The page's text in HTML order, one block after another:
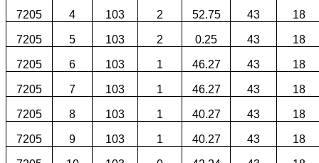
7205 4 103 2 52.75 43 18
7205 5 103 2 0.25 43 18
7205 6 103 1 46.27 43 18
7205 7 103 1 46.27 43 18
7205 8 103 1 40.27 43 18
7205 9 103 1 40.27 43 18